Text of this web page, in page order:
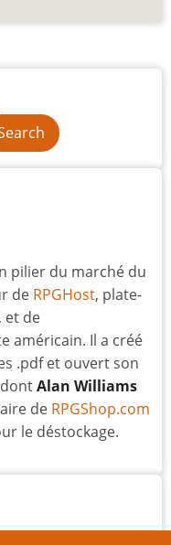
pilier du marché du
de RPGHost, plate-
et de
américain. Il a créé
.pdf et ouvert son
Alan Williams
de RPGShop.com
le déstockage.